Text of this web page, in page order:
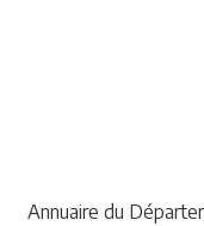
Annuaire du